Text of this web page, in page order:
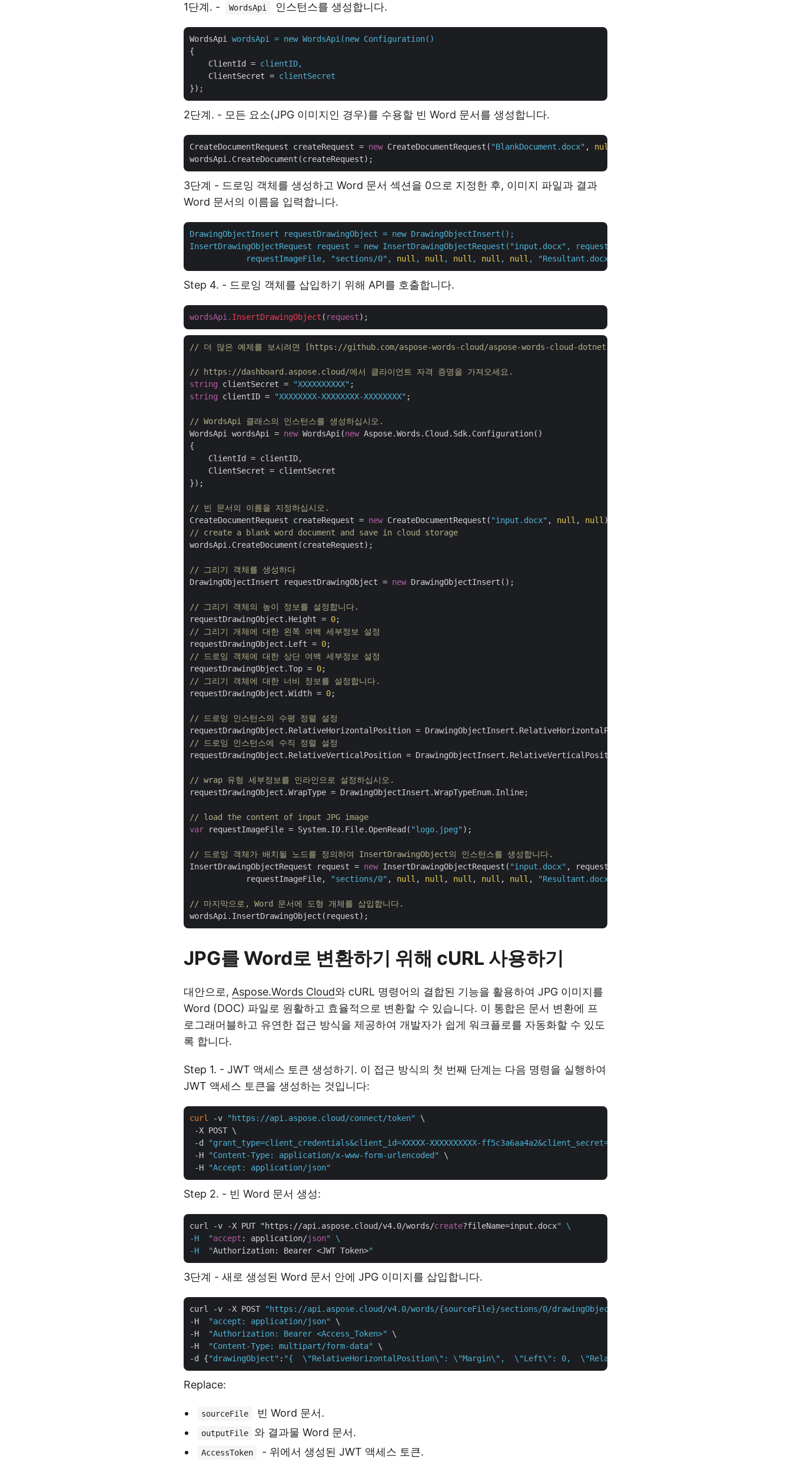
1단계. - WordsApi 인스턴스를 생성합니다.
WordsApi
wordsApi = new WordsApi(new Configuration()
{
ClientId
= clientID,
ClientSecret = clientSecret
});
2단계. - 모든 요소(JPG 이미지인 경우)를 수용할 빈 Word 문서를 생성합니다.
CreateDocumentRequest createRequest = new CreateDocumentRequest( "BlankDocument.docx" , null
3단계 - 드로잉 객체를 생성하고 Word 문서 섹션을 0으로 지정한 후, 이미지 파일과 결과
Word 문서의 이름을 입력합니다.
DrawingObjectInsert requestDrawingObject = new DrawingObjectInsert();
InsertDrawingObjectRequest
request = new InsertDrawingObjectRequest("input.docx",
requestDrawingObject,
requestImageFile,
"sections/0" , null , null , null , null , null , "Resultant.docx"
Step 4. - 드로잉 객체를 삽입하기 위해 API를 호출합니다.
wordsApi .InsertDrawingObject ( request
// 더 많은 예제를 보시려면 [https://github.com/aspose-words-cloud/aspose-words-cloud-dotnet](https://github.com/aspose-words-
// https://dashboard.aspose.cloud/에서 클라이언트 자격 증명을 가져오세요.
string clientSecret = "XXXXXXXXXX"
string clientID = "XXXXXXXX-XXXXXXXX-XXXXXXXX" ;
// WordsApi 클래스의 인스턴스를 생성하십시오.
WordsApi wordsApi = new WordsApi(new Aspose.Words.Cloud.Sdk.Configuration()
{
    ClientId = clientID,
    ClientSecret = clientSecret
});
// 빈 문서의 이름을 지정하십시오.
CreateDocumentRequest createRequest = new CreateDocumentRequest( "input.docx" , null , null
// create a blank word document and save in cloud storage
wordsApi.CreateDocument(createRequest);
// 그리기 객체를 생성하다
DrawingObjectInsert requestDrawingObject = new DrawingObjectInsert();
// 그리기 객체의 높이 정보를 설정합니다.
requestDrawingObject.Height = 0
// 그리기 개체에 대한 왼쪽 여백 세부정보 설정
requestDrawingObject.Left = 0
// 드로잉 객체에 대한 상단 여백 세부정보 설정
requestDrawingObject.Top = 0
// 그리기 객체에 대한 너비 정보를 설정합니다.
requestDrawingObject.Width = 0;
// 드로잉 인스턴스의 수평 정렬 설정
// 드로잉 인스턴스에 수직 정렬 설정
requestDrawingObject.RelativeVerticalPosition = DrawingObjectInsert.RelativeVerticalPositionEnum.Margin;
// wrap 유형 세부정보를 인라인으로 설정하십시오.
requestDrawingObject.WrapType = DrawingObjectInsert.WrapTypeEnum.Inline;
// load the content of input JPG image
var requestImageFile = System.IO.File.OpenRead( "logo.jpeg" );
// 드로잉 객체가 배치될 노드를 정의하여 InsertDrawingObject의 인스턴스를 생성합니다.
InsertDrawingObjectRequest request = new InsertDrawingObjectRequest( "input.docx" , requestDrawingObject,
            requestImageFile,
"sections/0" , null , null , null , null , null , "Resultant.docx"
// 마지막으로, Word 문서에 도형 개체를 삽입합니다.
JPG를 Word로 변환하기 위해 cURL 사용하기
대안으로, Aspose.Words Cloud와 cURL 명령어의 결합된 기능을 활용하여 JPG 이미지를
Word (DOC) 파일로 원활하고 효율적으로 변환할 수 있습니다. 이 통합은 문서 변환에 프
로그래머블하고 유연한 접근 방식을 제공하여 개발자가 쉽게 워크플로를 자동화할 수 있도
록 합니다.
Step 1. - JWT 액세스 토큰 생성하기. 이 접근 방식의 첫 번째 단계는 다음 명령을 실행하여
JWT 액세스 토큰을 생성하는 것입니다:
curl -v "https://api.aspose.cloud/connect/token"
\
-X POST \
-d
"grant_type=client_credentials&client_id=XXXXX-XXXXXXXXXX-ff5c3a6aa4a2&client_secret=XXXXXXXXXXXXXXX"
-H
"Content-Type: application/x-www-form-urlencoded"
\
-H
"Accept: application/json"
Step 2. - 빈 Word 문서 생성:
curl -v -X PUT "https://api.aspose.cloud/v4.0/words/create?fileName=input.docx" \
-H  "accept : application/json" \
-H  "Authorization: Bearer <JWT Token>
3단계 - 새로 생성된 Word 문서 안에 JPG 이미지를 삽입합니다.
curl -v -X POST "https://api.aspose.cloud/v4.0/words/{sourceFile}/sections/0/drawingObjects?destFileName={outputFile}"
-H
"accept: application/json"
\
-H
"Authorization: Bearer <Access_Token>"
\
-H
"Content-Type: multipart/form-data"
\
-d {"drawingObject" : "{  \"RelativeHorizontalPosition\": \"Margin\",  \"Left\": 0,  \"RelativeVerticalPosition\": \"Margin\",
Replace:
sourceFile 빈 Word 문서.
outputFile 와 결과물 Word 문서.
AccessToken - 위에서 생성된 JWT 액세스 토큰.